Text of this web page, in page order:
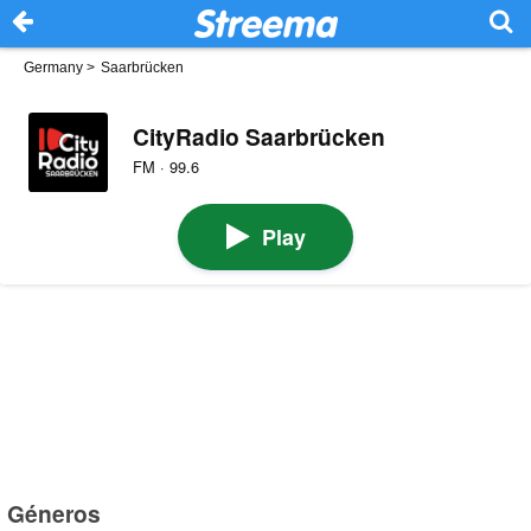
Germany > Saarbrücken
CityRadio Saarbrücken
FM · 99.6
Play
Géneros